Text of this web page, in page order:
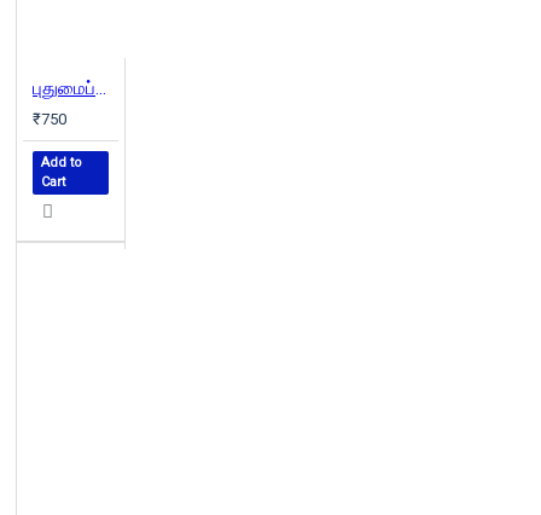
புதுமைப்பித்தன் கதைகள்
₹750
Add to
Cart